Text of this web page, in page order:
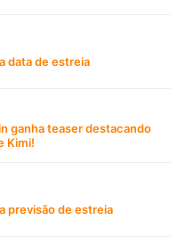
data de estreia
ganha teaser destacando
Kimi!
previsão de estreia